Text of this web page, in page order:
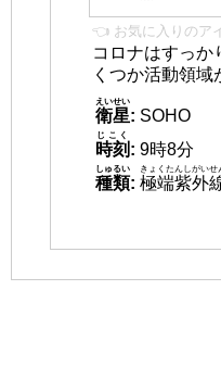
👈 お気に入りのア
コロナはすっか
くつか活動領域
衛星
えいせい
: SOHO
時刻
じこく
: 9時8分
種類
しゅるい
: 極端紫外
きょくたんしがいせ